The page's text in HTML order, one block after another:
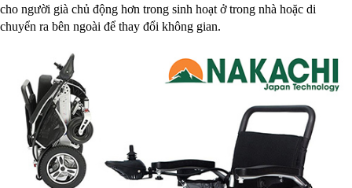
cho người già chủ động hơn trong sinh hoạt ở trong nhà hoặc di
chuyển ra bên ngoài để thay đổi không gian.